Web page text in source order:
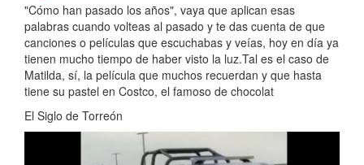
"Cómo han pasado los años", vaya que aplican esas
palabras cuando volteas al pasado y te das cuenta de que
canciones o películas que escuchabas y veías, hoy en día ya
tienen mucho tiempo de haber visto la luz.Tal es el caso de
Matilda, sí, la película que muchos recuerdan y que hasta
tiene su pastel en Costco, el famoso de chocolat
El Siglo de Torreón